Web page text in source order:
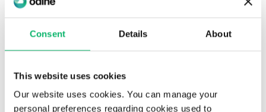
Consent Details About
This website uses cookies
Our website uses cookies. You can manage your
personal preferences regarding cookies used to
Operasyonel sadeleşme
Performans şeffaflığı